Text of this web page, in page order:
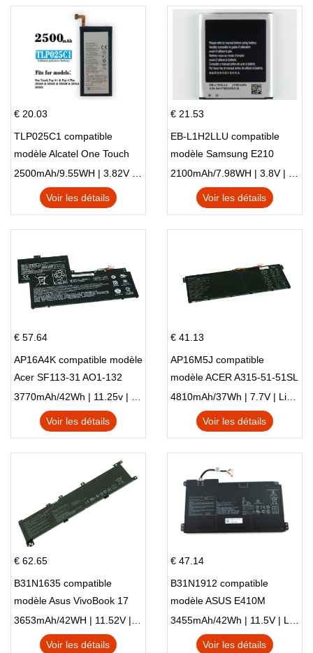
€ 20.03
TLP025C1 compatible
modèle Alcatel One Touch
Pop 4 Plus OT-5056D
2500mAh/9.55WH | 3.82V | Li-ion ...
Voir les détails
€ 21.53
EB-L1H2LLU compatible
modèle Samsung E210
E210K i939
2100mAh/7.98WH | 3.8V | Li-ion ...
Voir les détails
€ 57.64
AP16A4K compatible modèle
Acer SF113-31 AO1-132
NE132
3770mAh/42Wh | 11.25v | Li-ion ...
Voir les détails
€ 41.13
AP16M5J compatible
modèle ACER A315-51-51SL
N17Q1 SERIES
4810mAh/37Wh | 7.7V | Li-ion ...
Voir les détails
€ 62.65
B31N1635 compatible
modèle Asus VivoBook 17
X705NC X705UA X705UV
X705UN X705UD
3653mAh/42WH | 11.52V | Li-ion ...
Voir les détails
€ 47.14
B31N1912 compatible
modèle ASUS E410M
E410MA L410MA
3455mAh/42Wh | 11.5V | Li-ion ...
Voir les détails